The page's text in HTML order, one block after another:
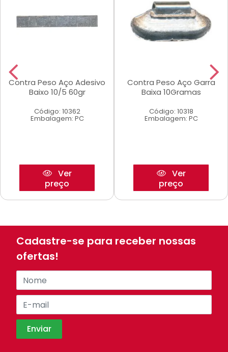
Contra Peso Aço Adesivo
Baixo 10/5 60gr
Código: 10362
Embalagem: PC
Ver
preço
Contra Peso Aço Garra
Baixa 10Gramas
Código: 10318
Embalagem: PC
Ver
preço
Cadastre-se para receber nossas
ofertas!